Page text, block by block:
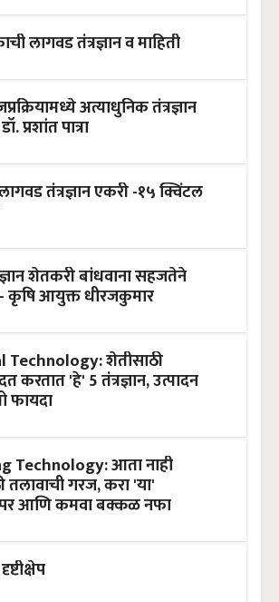
लागवड तंत्रज्ञान व माहिती
अत्याधुनिक तंत्रज्ञान
प्रशांत पात्रा
तंत्रज्ञान एकरी -१५ क्विंटल
शेतकरी बांधवाना सहजतेने
कृषि आयुक्त धीरजकुमार
शेतीसाठी
करतात 'हे' 5 तंत्रज्ञान, उत्पादन
फायदा
Technology: आता नाही
तलावाची गरज, करा 'या'
आणि कमवा बक्कळ नफा